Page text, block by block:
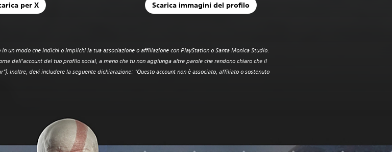
per X Scarica immagini del profilo
modo che indichi o implichi la tua associazione o affiliazione con PlayStation o Santa Monica Studio.
dell'account del tuo profilo social, a meno che tu non aggiunga altre parole che rendono chiaro che il
Inoltre, devi includere la seguente dichiarazione: "Questo account non è associato, affiliato o sostenuto